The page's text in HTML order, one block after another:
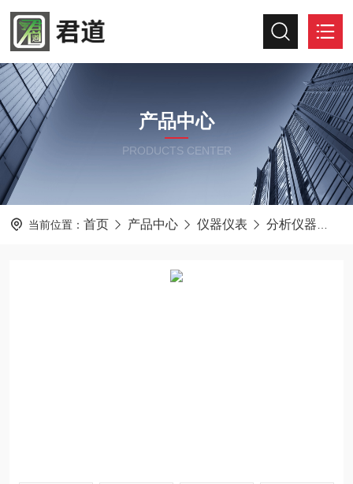
产品中心
PRODUCTS CENTER
当前位置： 首页 产品中心 仪器仪表 分析仪器